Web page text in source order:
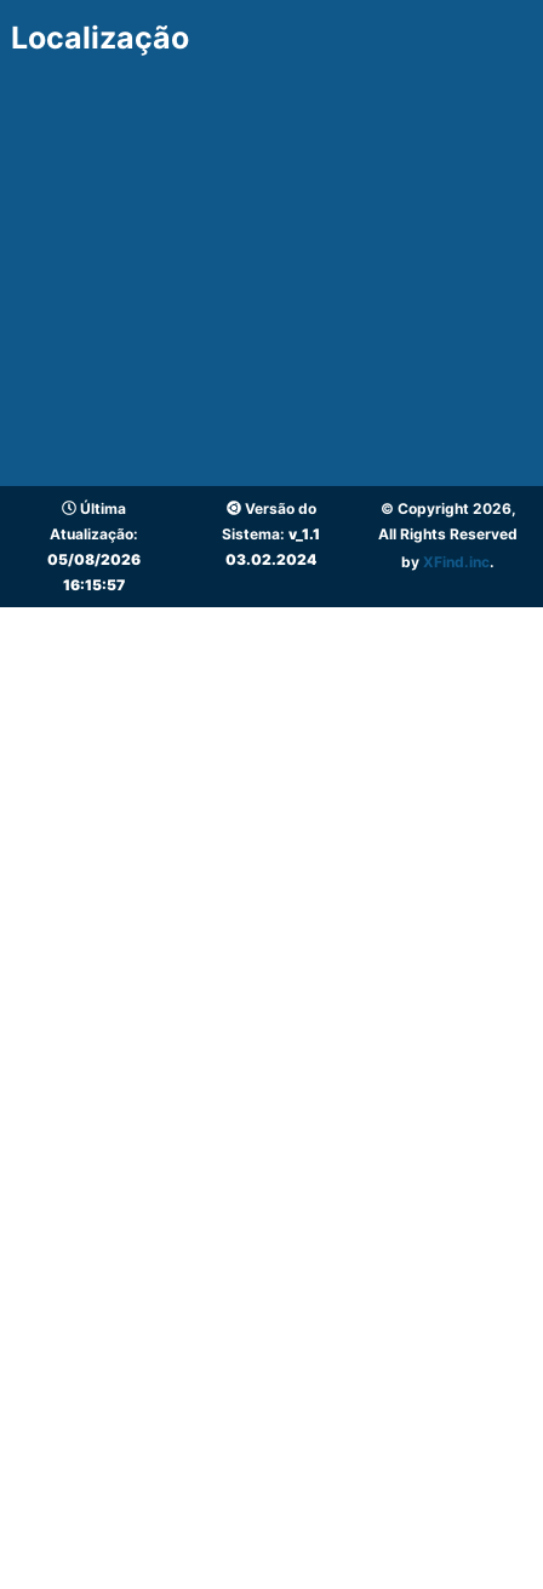
Localização
Última
Atualização:
05/08/2026
16:15:57
Versão do
Sistema:v_1.1
03.02.2024
© Copyright 2026,
All Rights Reserved
by XFind.inc.